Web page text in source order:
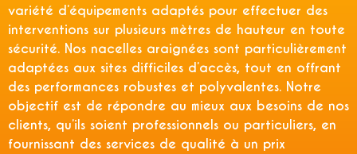
variété d’équipements adaptés pour effectuer des
interventions sur plusieurs mètres de hauteur en toute
sécurité. Nos nacelles araignées sont particulièrement
adaptées aux sites difficiles d’accès, tout en offrant
des performances robustes et polyvalentes. Notre
objectif est de répondre au mieux aux besoins de nos
clients, qu’ils soient professionnels ou particuliers, en
fournissant des services de qualité à un prix